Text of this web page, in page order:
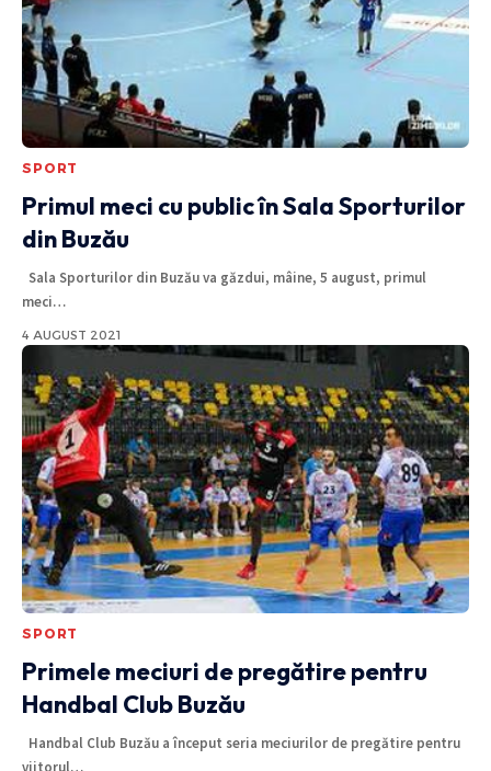
SPORT
Primul meci cu public în Sala Sporturilor
din Buzău
Sala Sporturilor din Buzău va găzdui, mâine, 5 august, primul
meci…
4 AUGUST 2021
SPORT
Primele meciuri de pregătire pentru
Handbal Club Buzău
Handbal Club Buzău a început seria meciurilor de pregătire pentru
viitorul…